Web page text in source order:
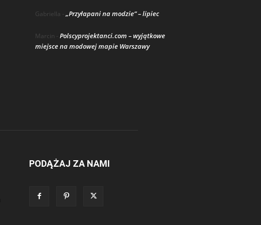
Gabriella - „Przyłapani na modzie” – lipiec
Marcin - Polscyprojektanci.com – wyjątkowe
miejsce na modowej mapie Warszawy
PODĄŻAJ ZA NAMI